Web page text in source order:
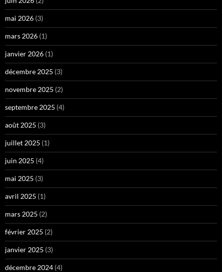
mai 2026 (3)
mars 2026 (1)
janvier 2026 (1)
décembre 2025 (3)
novembre 2025 (2)
septembre 2025 (4)
août 2025 (3)
juillet 2025 (1)
juin 2025 (4)
mai 2025 (3)
avril 2025 (1)
mars 2025 (2)
février 2025 (2)
janvier 2025 (3)
décembre 2024 (4)